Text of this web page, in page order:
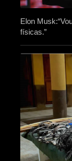
Elon
físicas.”